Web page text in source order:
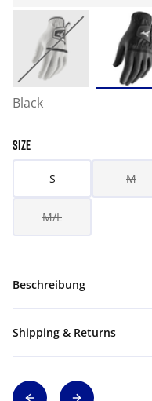
Black
SIZE
S M
M/L
Beschreibung
Shipping & Returns